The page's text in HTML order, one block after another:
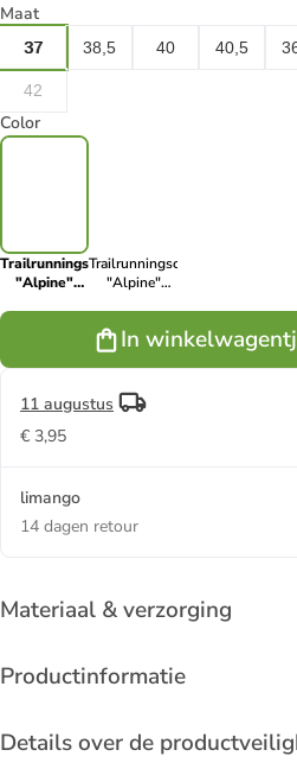
Maat
37 38,5 40 40,5
42
Color
Trailrunningschoenen
"Alpine"
Trailrunningschoenen
"Alpine"
In
11 augustus
€ 3,95
limango
14 dagen retour
Materiaal & verzorging
Productinformatie
Details over de